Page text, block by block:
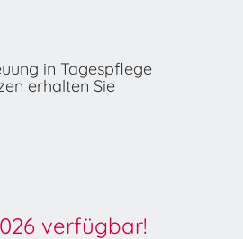
in Tagespflege
erhalten Sie
verfügbar!